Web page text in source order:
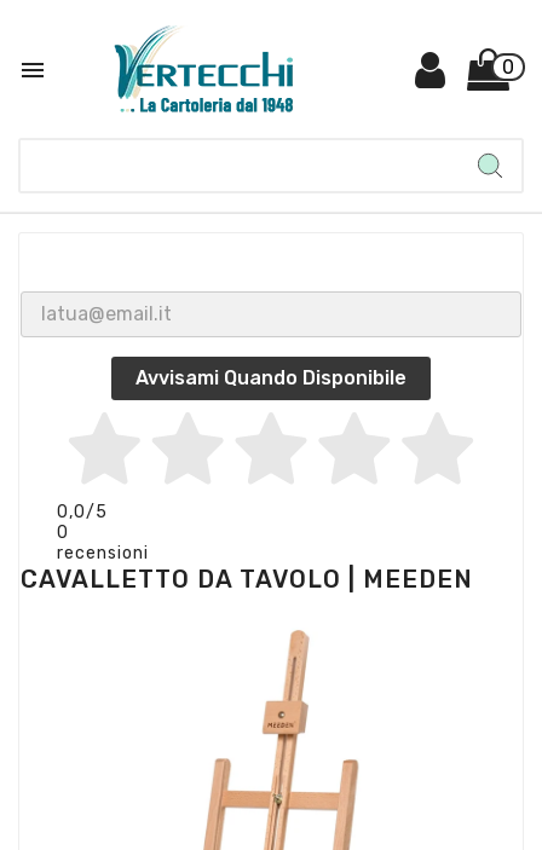
 0
Avvisami Quando Disponibile
0,0/5
0
recensioni
CAVALLETTO DA TAVOLO | MEEDEN